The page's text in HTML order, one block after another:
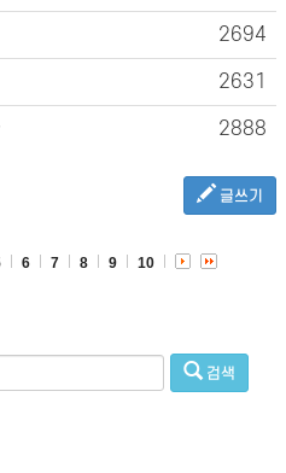
2694
2631
2888
글쓰기
6 7 8 9 10
검색